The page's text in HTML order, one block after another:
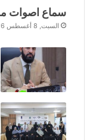
سماع اصوات
السبت, 8 أغسطس 2026 - 5:14 ص